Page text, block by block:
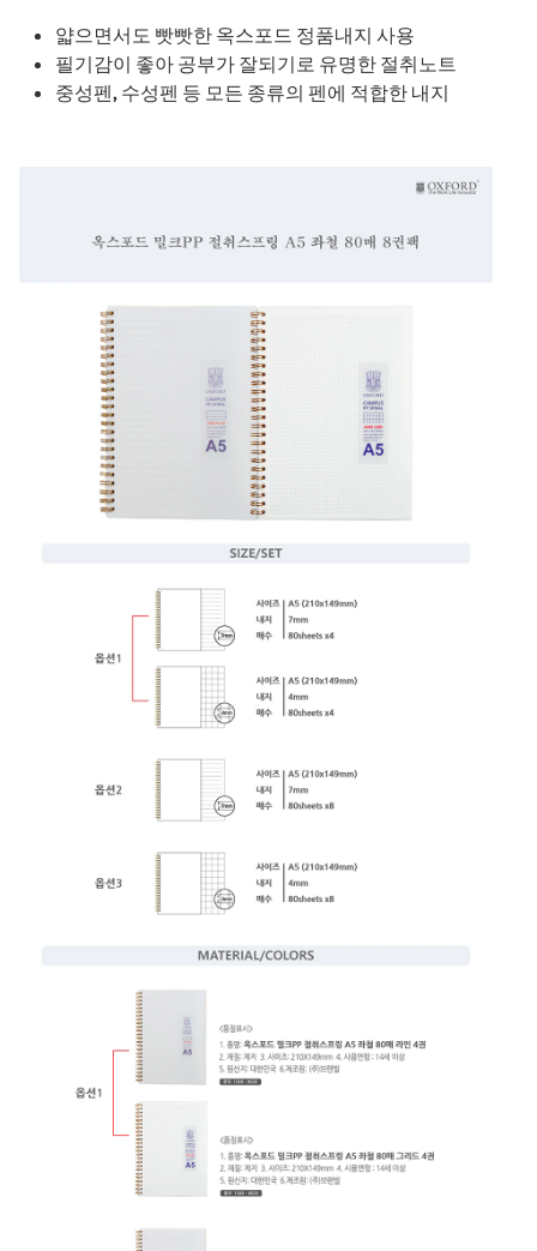
얇으면서도 빳빳한 옥스포드 정품내지 사용
필기감이 좋아 공부가 잘되기로 유명한 절취노트
중성펜, 수성펜 등 모든 종류의 펜에 적합한 내지